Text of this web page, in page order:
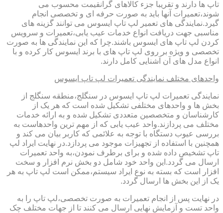
تاپ ها دارند و تقریبا جزء کالاهای گرانقیمت محسوب می
شوند،تعمیرات آنها باید به صورت حرفه ای و تخصصی انجام
گیرد.نمایندگی های تعمیر لپ تاپ ایسوس می توانند گزینه های
مناسبی جهت دریافت انواع خدمات عیب یابی،تعمیرات و سرویس
کردن لپ تاپ های ایسوس باشند.چرا که این نمایندگی ها به صورت
تخصصی و ویژه بر روی لپ تاپ های با برند ایسوس کار کرده و با
انواع مدل های آن آشنایی کامل دارند.
واحدهای مختلف نمایندگی تعمیرات لپ تاپ ایسوس
نمایندگی تعمیرات لپ تاپ ایسوس در سنگلج،منطقه سنگلج از
بخش ها و واحدهای مختلفی تشکیل شده است که هر یک از
کارشناسان و متخصصین متعددی تشکیل شده و به ارائه خدمات
مختلف می پردازند.واحد عیب یابی که از مهم ترین واحدهاست به
بررسی عیوب دستگاه با توجه به علائمی که کاربر بیان می کند و
همچنین با استفاده از تجهیزات موجود می پردازد.در نهایت ایراد لپ
تاپ تشخیص داده شده و برای برطرف نمودن،به واحد تعمیرات
ارسال می گردد.این واحد خود شامل دو بخش نرم افزار و سخت
افزار است که بسته به نوع ایراد سیستم،ممکن است لپ تاپ به هر
یک از این بخش ها ارسال گردد.
در نهایت پس از انجام تعمیرات به صورت تخصصی،لپ تاپ را به
واحد تست و آزمایش نهایی ارسال می کنند تا از جهات مختلف چک